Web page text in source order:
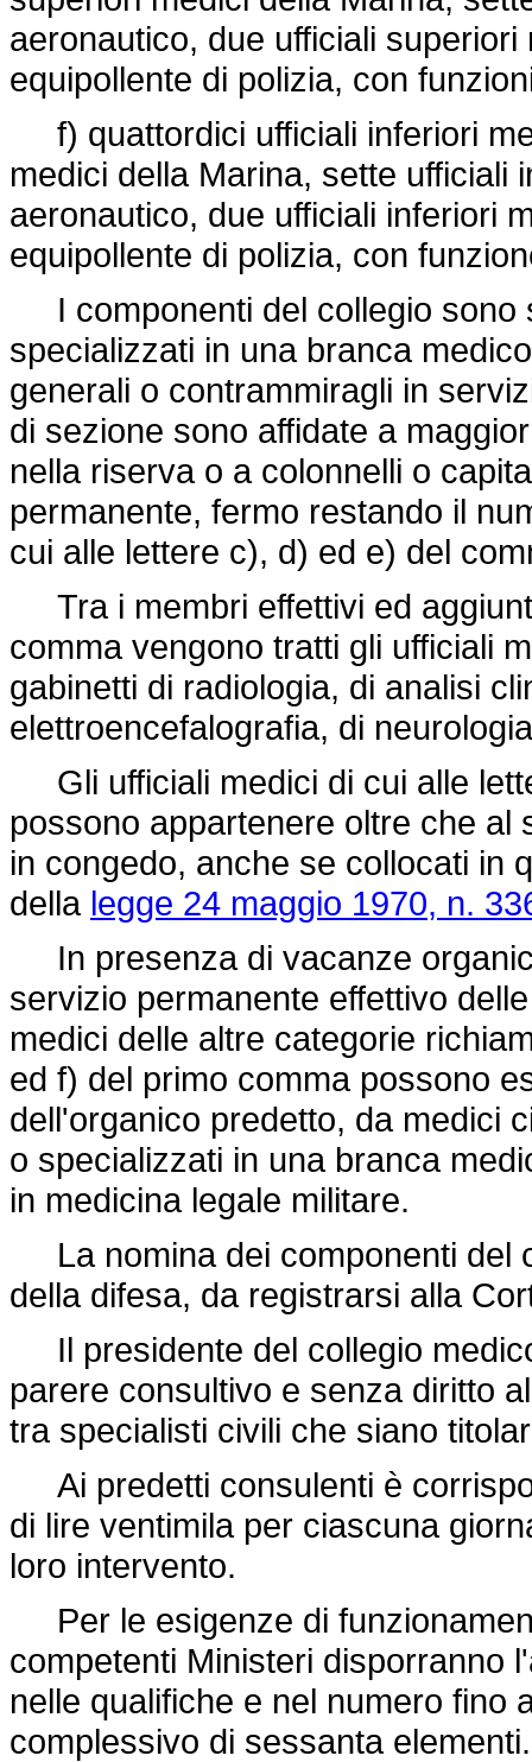
aeronautico, due ufficiali
equipollente di polizia, con
f) quattordici ufficiali inferiori
medici della Marina, sette ufficiali
aeronautico, due ufficiali inferiori
equipollente di polizia, con
I componenti del collegio sono
specializzati in una branca
generali o contrammiragli in
di sezione sono affidate a
nella riserva o a colonnelli o
permanente, fermo restando il
cui alle lettere c), d) ed e) del
Tra i membri effettivi ed
comma vengono tratti gli ufficiali
gabinetti di radiologia, di analisi
elettroencefalografia, di
Gli ufficiali medici di cui alle
possono appartenere oltre che al
in congedo, anche se collocati in
della legge 24 maggio 1970, n.
In presenza di vacanze
servizio permanente effettivo
medici delle altre categorie
ed f) del primo comma possono
dell'organico predetto, da medici
o specializzati in una branca
in medicina legale militare.
La nomina dei componenti del
della difesa, da registrarsi alla
Il presidente del collegio
parere consultivo e senza diritto
tra specialisti civili che siano
Ai predetti consulenti è
di lire ventimila per ciascuna
loro intervento.
Per le esigenze di
competenti Ministeri disporranno
nelle qualifiche e nel numero fino
complessivo di sessanta elementi.